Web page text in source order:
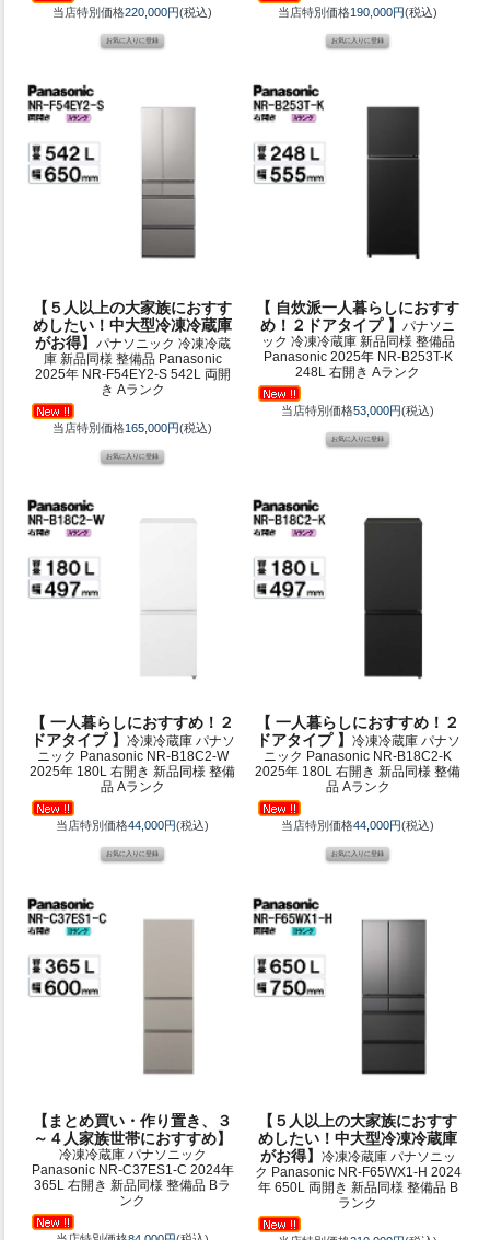
当店特別価格220,000円(税込) 当店特別価格190,000円(税込)
【５人以上の大家族におすす
めしたい！中大型冷凍冷蔵庫
がお得】
パナソニック 冷凍冷蔵
庫 新品同様 整備品 Panasonic
2025年 NR-F54EY2-S 542L 両開
き Aランク
当店特別価格165,000円(税込)
【 自炊派一人暮らしにおすす
め！２ドアタイプ 】パナソニ
ック 冷凍冷蔵庫 新品同様 整備品
Panasonic 2025年 NR-B253T-K
248L 右開き Aランク
当店特別価格53,000円(税込)
【 一人暮らしにおすすめ！２
ドアタイプ 】
冷凍冷蔵庫 パナソ
ニック Panasonic NR-B18C2-W
2025年 180L 右開き 新品同様 整備
品 Aランク
当店特別価格44,000円(税込)
【 一人暮らしにおすすめ！２
ドアタイプ 】 冷凍冷蔵庫 パナソ
ニック Panasonic NR-B18C2-K
2025年 180L 右開き 新品同様 整備
品 Aランク
当店特別価格44,000円(税込)
【まとめ買い・作り置き、３
～４人家族世帯におすすめ】
冷凍冷蔵庫 パナソニック
Panasonic NR-C37ES1-C 2024年
365L 右開き 新品同様 整備品 Bラ
ンク
【５人以上の大家族におすす
めしたい！中大型冷凍冷蔵庫
がお得】 冷凍冷蔵庫 パナソニッ
ク Panasonic NR-F65WX1-H 2024
年 650L 両開き 新品同様 整備品 B
ランク